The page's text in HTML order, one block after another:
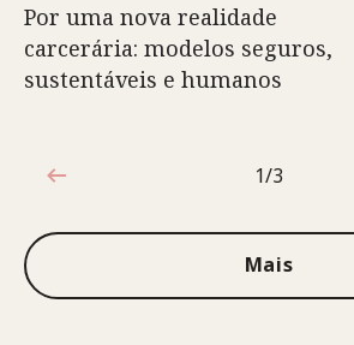
Por uma nova realidade
carcerária: modelos seguros,
sustentáveis e humanos
1 de 3
1/3
Mais